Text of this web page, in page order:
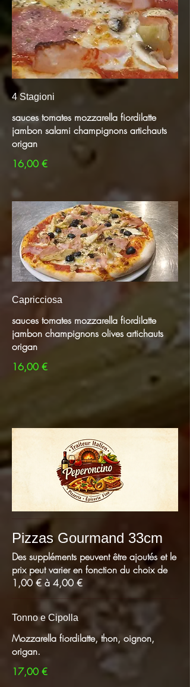
4 Stagioni
sauces tomates mozzarella fiordilatte
jambon salami champignons artichauts
origan ​
16,00 €
Capricciosa
sauces tomates mozzarella fiordilatte
jambon champignons olives artichauts
origan
16,00 €
Pizzas Gourmand 33cm
Des suppléments peuvent être ajoutés et le
prix peut varier en fonction du choix de
1,00 € à 4,00 €
Tonno e Cipolla
Mozzarella fiordilatte, thon, oignon,
origan.
17,00 €